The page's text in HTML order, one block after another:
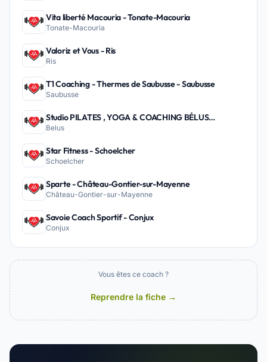
Vita liberté Macouria - Tonate-Macouria
Tonate-Macouria
Valoriz et Vous - Ris
Ris
T1 Coaching - Thermes de Saubusse - Saubusse
Saubusse
Studio PILATES , YOGA & COACHING BÉLUS
PEYREHORADE - Belus
Belus
Star Fitness - Schoelcher
Schoelcher
Sparte - Château-Gontier-sur-Mayenne
Château-Gontier-sur-Mayenne
Savoie Coach Sportif - Conjux
Conjux
Vous êtes ce coach ?
Reprendre la fiche →